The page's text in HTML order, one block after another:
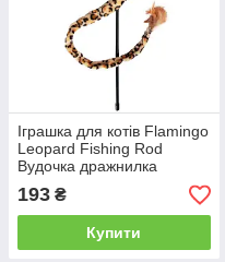
Іграшка для котів Flamingo
Leopard Fishing Rod
Вудочка дражнилка
леопардова 50 см
193 ₴
Купити